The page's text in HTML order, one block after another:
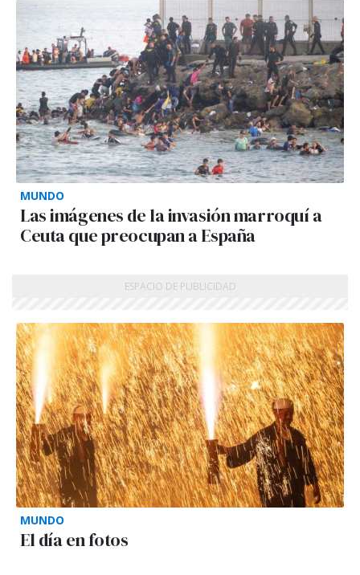
MUNDO
Las imágenes de la invasión marroquí a
Ceuta que preocupan a España
MUNDO
El día en fotos